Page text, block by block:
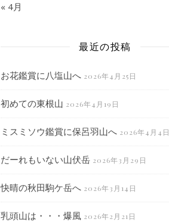
« 4月
最近の投稿
お花鑑賞に八塩山へ 2026年4月25日
初めての東根山 2026年4月19日
ミスミソウ鑑賞に保呂羽山へ 2026年4月4日
だーれもいない山伏岳 2026年3月29日
快晴の秋田駒ケ岳へ 2026年3月14日
乳頭山は・・・爆風 2026年2月21日